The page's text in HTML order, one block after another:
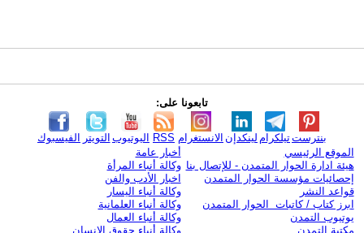
تابعونا على:
الفيسبوك التويتر اليوتيوب RSS الانستغرام لينكدإن تيلكرامبنترست
الموقع الرئيسي
هيئة ادارة الحوار المتمدن - للإتصال بنا
إحصائيات مؤسسة الحوار المتمدن
قواعد النشر
ابرز كتاب / كاتبات الحوار المتمدن
يوتيوب التمدن
مكتبة التمدن
أخبار عامة
وكالة أنباء المرأة
اخبار الأدب والفن
وكالة أنباء اليسار
وكالة أنباء العلمانية
وكالة أنباء العمال
وكالة أنباء حقوق الإنسان